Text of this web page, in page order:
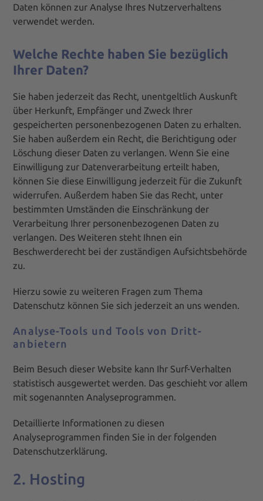
Daten können zur Analyse Ihres Nutzerverhaltens
verwendet werden.
Welche Rechte haben Sie bezüglich
Ihrer Daten?
Sie haben jederzeit das Recht, unentgeltlich Auskunft
über Herkunft, Empfänger und Zweck Ihrer
gespeicherten personenbezogenen Daten zu erhalten.
Sie haben außerdem ein Recht, die Berichtigung oder
Löschung dieser Daten zu verlangen. Wenn Sie eine
Einwilligung zur Datenverarbeitung erteilt haben,
können Sie diese Einwilligung jederzeit für die Zukunft
widerrufen. Außerdem haben Sie das Recht, unter
bestimmten Umständen die Einschränkung der
Verarbeitung Ihrer personenbezogenen Daten zu
verlangen. Des Weiteren steht Ihnen ein
Beschwerderecht bei der zuständigen Aufsichtsbehörde
zu.
Hierzu sowie zu weiteren Fragen zum Thema
Datenschutz können Sie sich jederzeit an uns wenden.
Analyse-Tools und Tools von Dritt­
anbietern
Beim Besuch dieser Website kann Ihr Surf-Verhalten
statistisch ausgewertet werden. Das geschieht vor allem
mit sogenannten Analyseprogrammen.
Detaillierte Informationen zu diesen
Analyseprogrammen finden Sie in der folgenden
Datenschutzerklärung.
2. Hosting